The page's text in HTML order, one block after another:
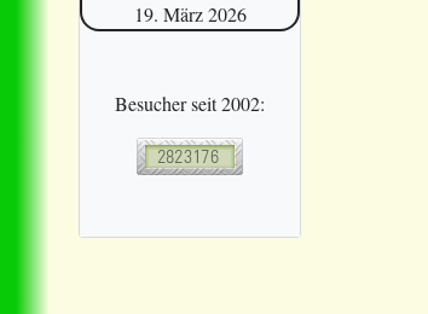
19. März 2026
Besucher seit 2002: